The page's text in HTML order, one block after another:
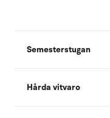
Semesterstugan
Hårda vitvaro